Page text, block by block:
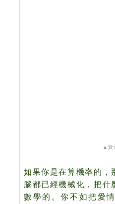
▲贊
如果你是在算機率的，
腦都已經機械化，把什
數學的。你不如把愛